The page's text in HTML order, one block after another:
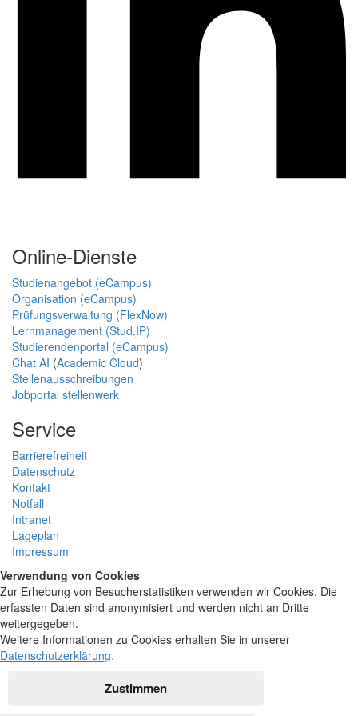
Online-Dienste
Studienangebot (eCampus)
Organisation (eCampus)
Prüfungsverwaltung (FlexNow)
Lernmanagement (Stud.IP)
Studierendenportal (eCampus)
Chat AI (Academic Cloud)
Stellenausschreibungen
Jobportal stellenwerk
Service
Barrierefreiheit
Datenschutz
Kontakt
Notfall
Intranet
Lageplan
Impressum
Verwendung von Cookies
Zur Erhebung von Besucherstatistiken verwenden wir Cookies. Die
erfassten Daten sind anonymisiert und werden nicht an Dritte
weitergegeben.
Weitere Informationen zu Cookies erhalten Sie in unserer
Datenschutzerklärung.
Zustimmen